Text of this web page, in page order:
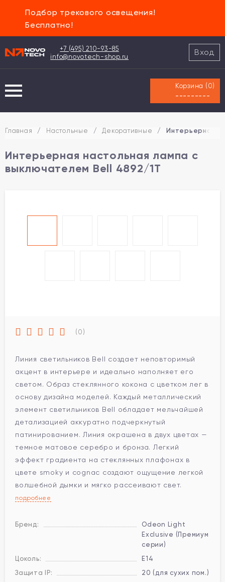
Подбор трекового освещения!
Бесплатно!
+7 (495) 210-93-85
info@novotech-shop.ru
Вход
Корзина ( 0)
---------
Главная / Настольные / Декоративные / Интерьерная
Интерьерная настольная лампа с
выключателем Bell 4892/1T
(0)
Линия светильников Bell создает неповторимый
акцент в интерьере и идеально наполняет его
светом. Образ стеклянного кокона с цветком лег в
основу дизайна моделей. Каждый металлический
элемент светильников Bell обладает мельчайшей
детализацией аккуратно подчеркнутый
патинированием. Линия окрашена в двух цветах —
темное матовое серебро и бронза. Легкий
эффект градиента на стеклянных плафонах в
цвете smoky и cognac создают ощущение легкой
волшебной дымки и мягко рассеивают свет.
подробнее
Бренд:
Odeon Light
Exclusive (Премиум
серии)
Цоколь:
E14
Защита IP:
20 (для сухих пом.)